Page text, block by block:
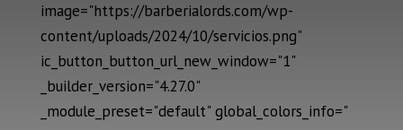
image="https://barberialords.com/wp-
content/uploads/2024/10/servicios.png"
ic_button_button_url_new_window="1"
_builder_version="4.27.0"
_module_preset="default" global_colors_info="